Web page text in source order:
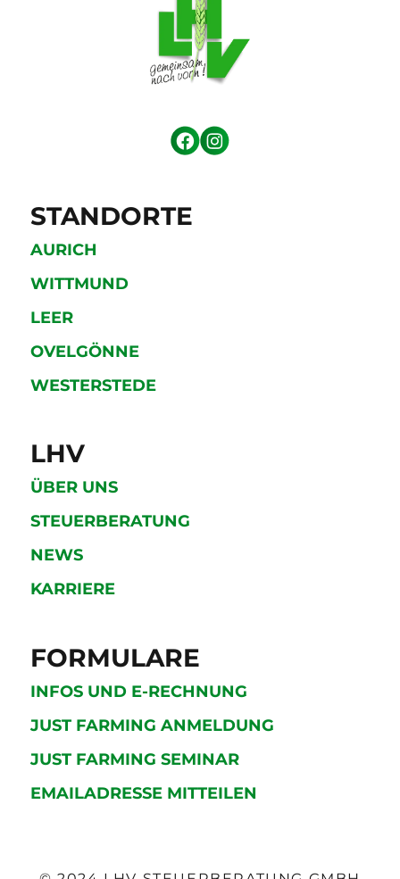
STANDORTE
AURICH
WITTMUND
LEER
OVELGÖNNE
WESTERSTEDE
LHV
ÜBER UNS
STEUERBERATUNG
NEWS
KARRIERE
FORMULARE
INFOS UND E-RECHNUNG
JUST FARMING ANMELDUNG
JUST FARMING SEMINAR
EMAILADRESSE MITTEILEN